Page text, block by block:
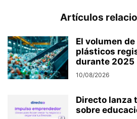
Artículos
El volumen
plásticos
durante 2025
10/08/2026
Directo lanza
sobre